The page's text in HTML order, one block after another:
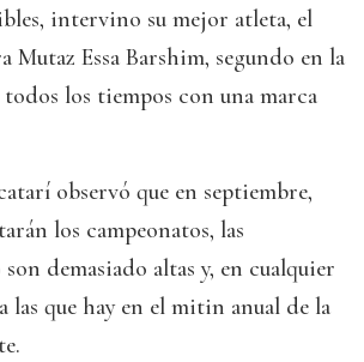
intervino su mejor atleta, el
Mutaz Essa Barshim, segundo en la
los tiempos con una marca
observó que en septiembre,
los campeonatos, las
demasiado altas y, en cualquier
las que hay en el mitin anual de la